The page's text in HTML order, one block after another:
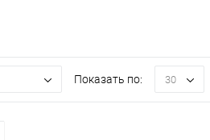
Показать по: 30